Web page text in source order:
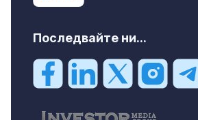
Последвайте ни...